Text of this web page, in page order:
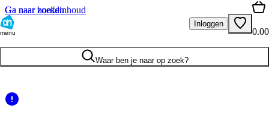
Ga naar hoofdinhoud
Ga naar zoeken
menu
Inloggen
0.00
Waar ben je naar op zoek?